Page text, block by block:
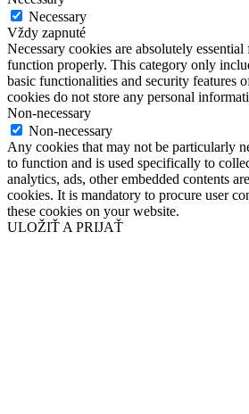
Necessary
Vždy zapnuté
Necessary cookies are absolutely
function properly. This category only
basic functionalities and security features
cookies do not store any personal
Non-necessary
Non-necessary
Any cookies that may not be particularly
to function and is used specifically to
analytics, ads, other embedded contents
cookies. It is mandatory to procure user
these cookies on your website.
ULOŽIŤ A PRIJAŤ